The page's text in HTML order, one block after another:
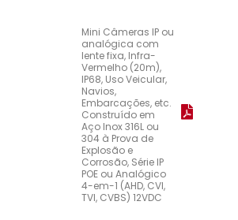
Mini Câmeras IP ou
analógica com
lente fixa, Infra-
Vermelho (20m),
IP68, Uso Veicular,
Navios,
Embarcações, etc.
Construído em
Aço Inox 316L ou
304 à Prova de
Explosão e
Corrosão, Série IP
POE ou Analógico
4-em-1 (AHD, CVI,
TVI, CVBS) 12VDC